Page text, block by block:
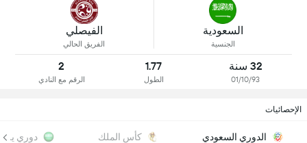
السعودية
الجنسية
الفيصلي
الفريق الحالي
32 سنة
01/10/93
1.77
الطول
2
الرقم مع النادي
الإحصائيات
الدوري السعودي كأس الملك دوري يلو